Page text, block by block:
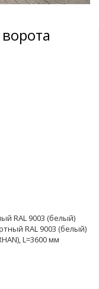
RAL 9003 (белый)
RAL 9003 (белый)
L=3600 мм